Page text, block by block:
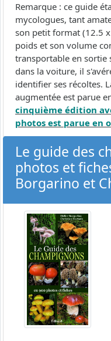
Remarque : ce guide
mycologues, tant
son petit format (12.5
poids et son volume
transportable en sortie
dans la voiture, il
identifier ses récoltes.
augmentée est parue
cinquième édition
photos est parue en
Le guide des
photos et
Borgarino et